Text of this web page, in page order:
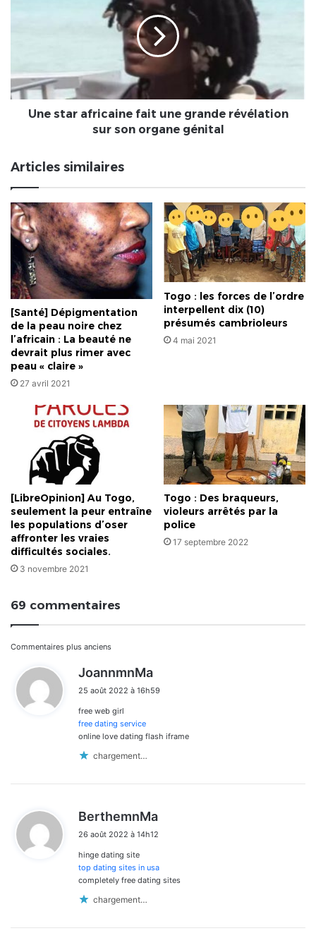
son
organeUne star africaine fait une grande révélation
sur son organe génital
Articles similaires
[Santé] Dépigmentation
de la peau noire chez
l’africain : La beauté ne
devrait plus rimer avec
peau « claire »
27 avril 2021
Togo : les forces de l’ordre
interpellent dix (10)
présumés cambrioleurs
4 mai 2021
[LibreOpinion] Au Togo,
seulement la peur entraîne
les populations d’oser
affronter les vraies
difficultés sociales.
3 novembre 2021
Togo : Des braqueurs,
violeurs arrêtés par la
police
17 septembre 2022
69 commentaires
Navigation
dans
les
commentaires
Commentaires plus anciens
JoannmnMa
t
25 août 2022 à 16h59
free web girl
free dating service
online love dating flash iframe
chargement…
BerthemnMa
:
26 août 2022 à 14h12
hinge dating site
top dating sites in usa
completely free dating sites
chargement…